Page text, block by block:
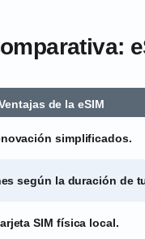
de la eSIM
simplificados.
según la duración de
SIM física local.